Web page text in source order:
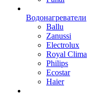
Водонагреватели
Ballu
Zanussi
Electrolux
Royal Clima
Philips
Ecostar
Haier